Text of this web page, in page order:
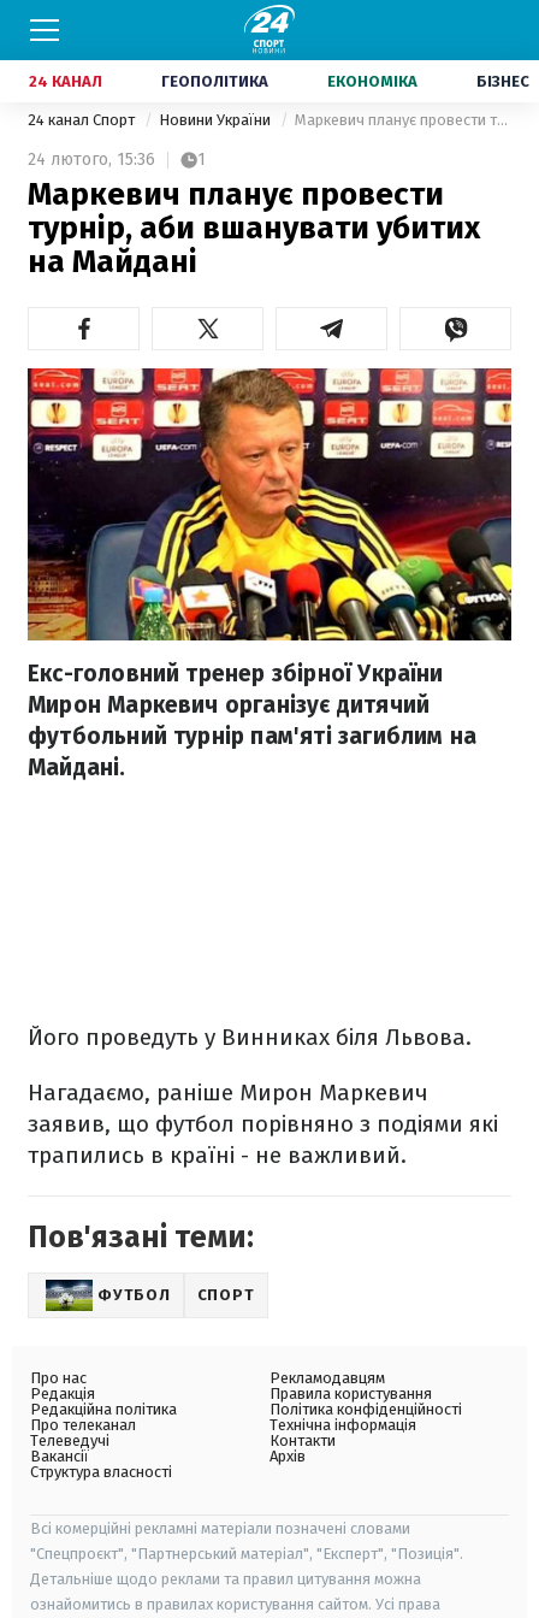
24 КАНАЛ ГЕОПОЛІТИКА ЕКОНОМІКА БІЗНЕС
24 канал Спорт Новини України Маркевич планує провести турнір, аби вшанувати убитих на Майдані
24 лютого, 15:36 1
Маркевич планує провести
турнір, аби вшанувати убитих
на Майдані
Екс-головний тренер збірної України
Мирон Маркевич організує дитячий
футбольний турнір пам'яті загиблим на
Майдані.
Його проведуть у Винниках біля Львова.
Нагадаємо, раніше Мирон Маркевич
заявив, що футбол порівняно з подіями які
трапились в країні - не важливий.
Пов'язані теми:
ФУТБОЛ СПОРТ
Про нас
Редакція
Редакційна політика
Про телеканал
Телеведучі
Вакансії
Структура власності
Рекламодавцям
Правила користування
Політика конфіденційності
Технічна інформація
Контакти
Архів
Всі комерційні рекламні матеріали позначені словами
"Спецпроєкт", "Партнерський матеріал", "Експерт", "Позиція".
Детальніше щодо реклами та правил цитування можна
ознайомитись в правилах користування сайтом. Усі права